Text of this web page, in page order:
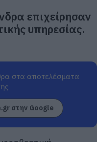
επιχείρησαν
υπηρεσίας.
στα αποτελέσματα
στην Google